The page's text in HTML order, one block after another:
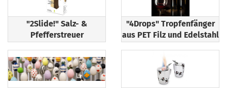
"2Slide!" Salz- &
Pfefferstreuer
"4Drops" Tropfenfänger
aus PET Filz und Edelstahl